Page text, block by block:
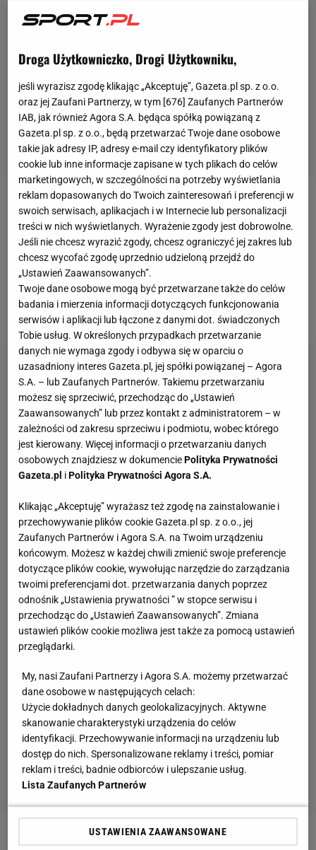
Pod koniec sierpnia CSM Adjud zmierzył się u siebie
z Vointą Limpezis w ramach 1. kolejki IIIligi
rumuńskiej. Mecz zakończył się zwycięstwem Voity
Limprezis 1:0. O tym spotkaniu praktycznie nikt by
nie pisał, gdyby nie wydarzenia, które rozegrały się
przed i w trakcie potyczki.
Zobacz wideoWielu piłkarzy wracało z emerytury,
Droga Użytkowniczko, Drogi Użytkowniku,
jeśli wyrazisz zgodę klikając „Akceptuję”, Gazeta.pl sp. z o.o.
oraz jej Zaufani Partnerzy, w tym [676] Zaufanych Partnerów
IAB, jak również Agora S.A. będąca spółką powiązaną z
Gazeta.pl sp. z o.o., będą przetwarzać Twoje dane osobowe
takie jak adresy IP, adresy e-mail czy identyfikatory plików
cookie lub inne informacje zapisane w tych plikach do celów
marketingowych, w szczególności na potrzeby wyświetlania
reklam dopasowanych do Twoich zainteresowań i preferencji w
swoich serwisach, aplikacjach i w Internecie lub personalizacji
treści w nich wyświetlanych. Wyrażenie zgody jest dobrowolne.
Jeśli nie chcesz wyrazić zgody, chcesz ograniczyć jej zakres lub
chcesz wycofać zgodę uprzednio udzieloną przejdź do
„Ustawień Zaawansowanych”.
Twoje dane osobowe mogą być przetwarzane także do celów
badania i mierzenia informacji dotyczących funkcjonowania
serwisów i aplikacji lub łączone z danymi dot. świadczonych
Tobie usług. W określonych przypadkach przetwarzanie
danych nie wymaga zgody i odbywa się w oparciu o
uzasadniony interes Gazeta.pl, jej spółki powiązanej – Agora
S.A. – lub Zaufanych Partnerów. Takiemu przetwarzaniu
możesz się sprzeciwić, przechodząc do „Ustawień
Zaawansowanych” lub przez kontakt z administratorem – w
zależności od zakresu sprzeciwu i podmiotu, wobec którego
jest kierowany. Więcej informacji o przetwarzaniu danych
osobowych znajdziesz w dokumenciePolityka Prywatności
Gazeta.pl iPolityka Prywatności Agora S.A.
Klikając „Akceptuję” wyrażasz też zgodę na zainstalowanie i
przechowywanie plików cookie Gazeta.pl sp. z o.o., jej
Zaufanych Partnerów i Agora S.A. na Twoim urządzeniu
końcowym. Możesz w każdej chwili zmienić swoje preferencje
dotyczące plików cookie, wywołując narzędzie do zarządzania
twoimi preferencjami dot. przetwarzania danych poprzez
odnośnik „Ustawienia prywatności ” w stopce serwisu i
przechodząc do „Ustawień Zaawansowanych”. Zmiana
ustawień plików cookie możliwa jest także za pomocą ustawień
przeglądarki.
My, nasi Zaufani Partnerzy i Agora S.A. możemy przetwarzać
dane osobowe w następujących celach:
Użycie dokładnych danych geolokalizacyjnych. Aktywne
skanowanie charakterystyki urządzenia do celów
identyfikacji. Przechowywanie informacji na urządzeniu lub
dostęp do nich. Spersonalizowane reklamy i treści, pomiar
reklam i treści, badnie odbiorców i ulepszanie usług.
Lista Zaufanych Partnerów
USTAWIENIA ZAAWANSOWANE